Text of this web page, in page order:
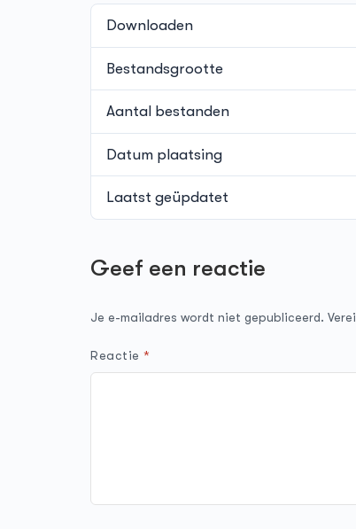
Downloaden
Bestandsgrootte
Aantal bestanden
Datum plaatsing
Laatst geüpdatet
Geef een reactie
Je e-mailadres wordt niet gepubliceerd.
Reactie*